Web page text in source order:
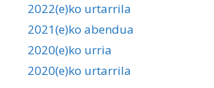
2022(e)ko urtarrila
2021(e)ko abendua
2020(e)ko urria
2020(e)ko urtarrila